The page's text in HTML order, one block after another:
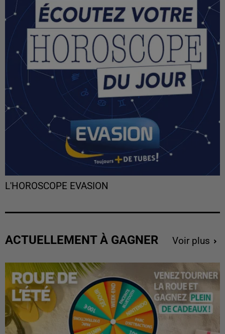
L'HOROSCOPE EVASION
ACTUELLEMENT À GAGNER Voir plus